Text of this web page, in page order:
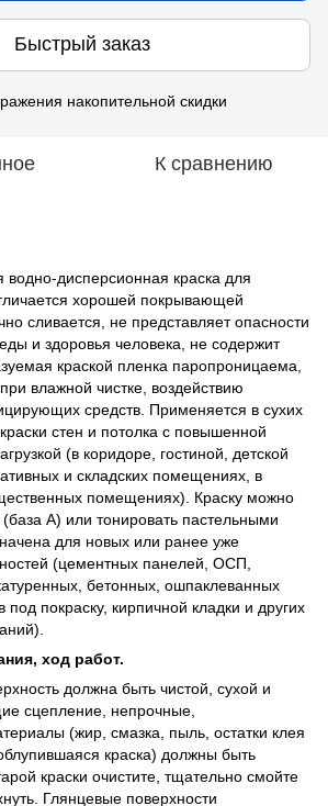
Быстрый заказ
накопительной скидки
К сравнению
водно-дисперсионная краска для
хорошей покрывающей
сливается, не представляет опасности
и здоровья человека, не содержит
краской пленка паропроницаема,
влажной чистке, воздействию
средств. Применяется в сухих
стен и потолка с повышенной
(в коридоре, гостиной, детской
и складских помещениях, в
помещениях). Краску можно
A) или тонировать пастельными
для новых или ранее уже
(цементных панелей, ОСП,
бетонных, ошпаклеванных
под покраску, кирпичной кладки и других
ход работ.
должна быть чистой, сухой и
сцепление, непрочные,
(жир, смазка, пыль, остатки клея
краска) должны быть
краски очистите, тщательно смойте
Глянцевые поверхности